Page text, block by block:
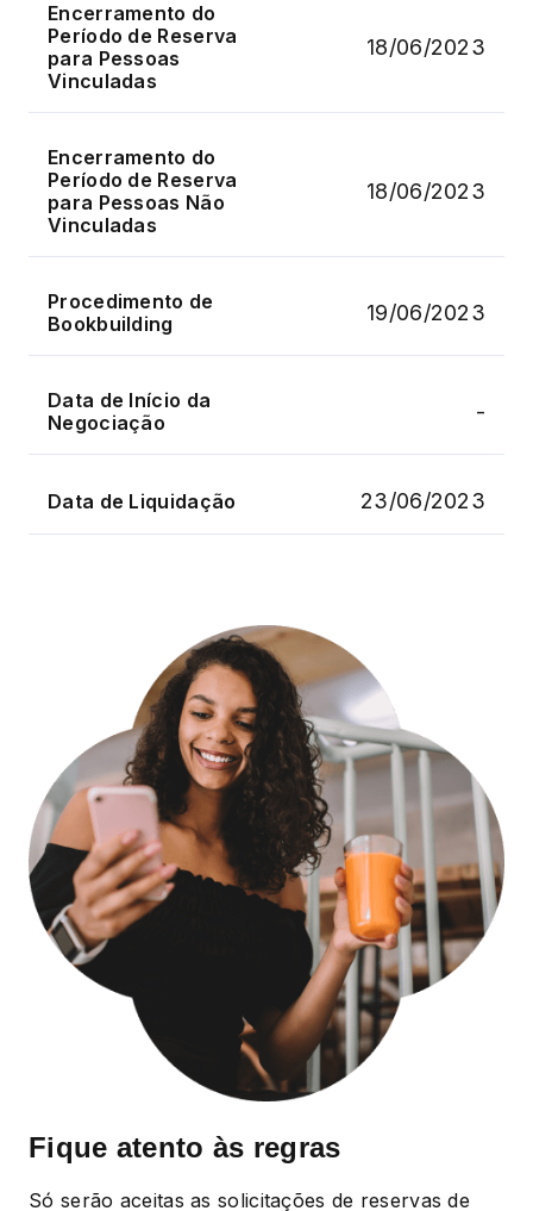
Encerramento do
Período de Reserva
para Pessoas
Vinculadas
18/06/2023
Encerramento do
Período de Reserva
para Pessoas Não
Vinculadas
18/06/2023
Procedimento de
Bookbuilding
19/06/2023
Data de Início da
Negociação
-
Data de Liquidação 23/06/2023
Fique atento às regras
Só serão aceitas as solicitações de reservas de